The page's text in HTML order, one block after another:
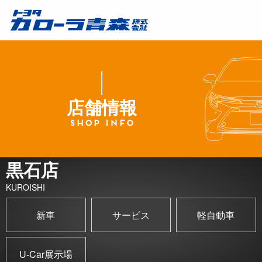
店舗情報
黒石店
KUROISHI
新車 サービス 軽自動車
U-Car展示場